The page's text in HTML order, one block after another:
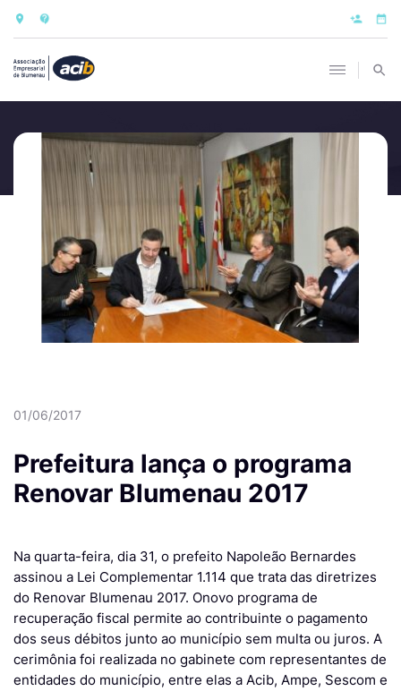
01/06/2017
Prefeitura lança o programa
Renovar Blumenau 2017
Na quarta-feira, dia 31, o prefeito Napoleão Bernardes
assinou a Lei Complementar 1.114 que trata das diretrizes
do Renovar Blumenau 2017. Onovo programa de
recuperação fiscal permite ao contribuinte o pagamento
dos seus débitos junto ao município sem multa ou juros. A
cerimônia foi realizada no gabinete com representantes de
entidades do município, entre elas a Acib, Ampe, Sescom e